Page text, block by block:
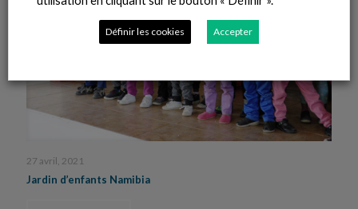
27 avril, 2021
Jardin d’enfants Namibia
Définir les cookies Accepter